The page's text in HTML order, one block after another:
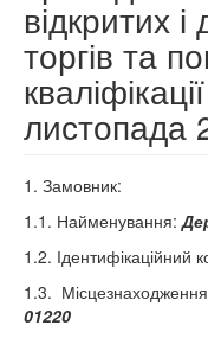
відкритих
торгів та
листопада
1. Замовник:
1.1. Найменування:
1.2.
1.3.
01220